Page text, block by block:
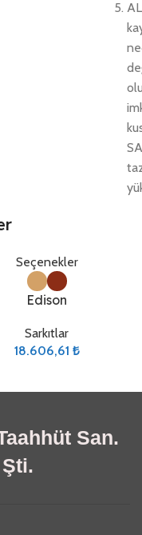
Seçenekler
Edison
Sarkıtlar
18.606,61 ₺
San.